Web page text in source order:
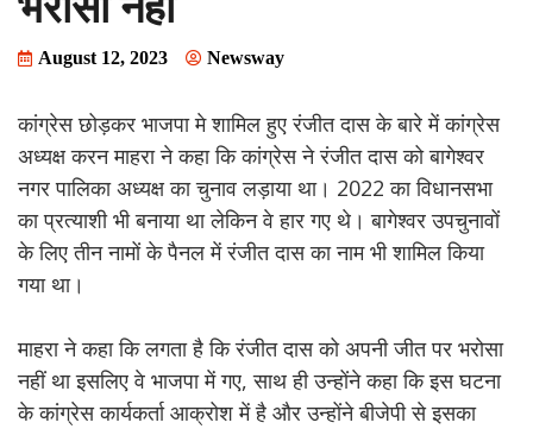
August 12, 2023 Newsway
कांग्रेस छोड़कर भाजपा मे शामिल हुए रंजीत दास के बारे में कांग्रेस
अध्यक्ष करन माहरा ने कहा कि कांग्रेस ने रंजीत दास को बागेश्वर
नगर पालिका अध्यक्ष का चुनाव लड़ाया था। 2022 का विधानसभा
का प्रत्याशी भी बनाया था लेकिन वे हार गए थे। बागेश्वर उपचुनावों
के लिए तीन नामों के पैनल में रंजीत दास का नाम भी शामिल किया
गया था।
माहरा ने कहा कि लगता है कि रंजीत दास को अपनी जीत पर भरोसा
नहीं था इसलिए वे भाजपा में गए, साथ ही उन्होंने कहा कि इस घटना
के कांग्रेस कार्यकर्ता आक्रोश में है और उन्होंने बीजेपी से इसका